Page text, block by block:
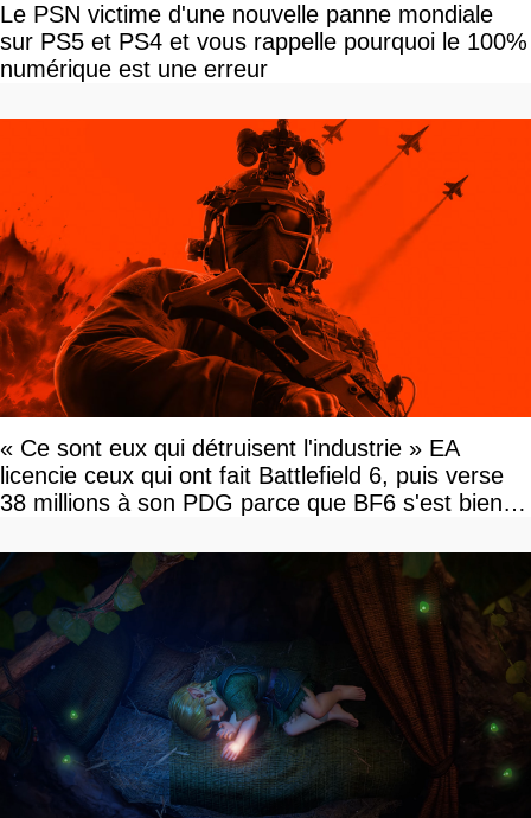
Le PSN victime d'une nouvelle panne mondiale
sur PS5 et PS4 et vous rappelle pourquoi le 100%
numérique est une erreur
« Ce sont eux qui détruisent l'industrie » EA
licencie ceux qui ont fait Battlefield 6, puis verse
38 millions à son PDG parce que BF6 s'est bien